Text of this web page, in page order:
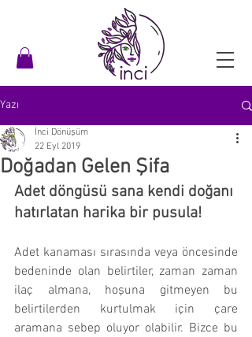
Yazı
Doğadan Gelen Şifa
İnci Dönüşüm
22 Eyl 2019
Adet döngüsü sana kendi doğanı
hatırlatan harika bir pusula!
Adet kanaması sırasında veya öncesinde
bedeninde olan belirtiler, zaman zaman
ilaç almana, hoşuna gitmeyen bu
belirtilerden kurtulmak için çare
aramana sebep oluyor olabilir. Bizce bu